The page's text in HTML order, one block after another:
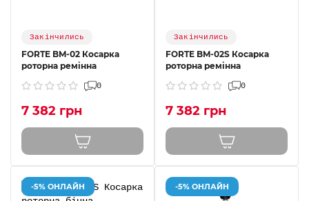
Закінчились
FORTE BM-02 Косарка
роторна ремінна
0
7 382 грн
Закінчились
FORTE BM-02S Косарка
роторна ремінна
0
7 382 грн
-5% ОНЛАЙН -5% ОНЛАЙН